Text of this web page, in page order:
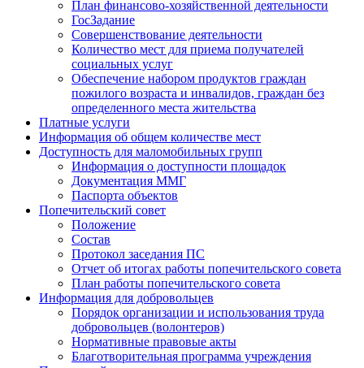
План финансово-хозяйственной деятельности
ГосЗадание
Совершенствование деятельности
Количество мест для приема получателей
социальных услуг
Обеспечение набором продуктов граждан
пожилого возраста и инвалидов, граждан без
определенного места жительства
Платные услуги
Информация об общем количестве мест
Доступность для маломобильных групп
Информация о доступности площадок
Документация ММГ
Паспорта объектов
Попечительский совет
Положение
Состав
Протокол заседания ПС
Отчет об итогах работы попечительского совета
План работы попечительского совета
Информация для добровольцев
Порядок организации и использования труда
добровольцев (волонтеров)
Нормативные правовые акты
Благотворительная программа учреждения